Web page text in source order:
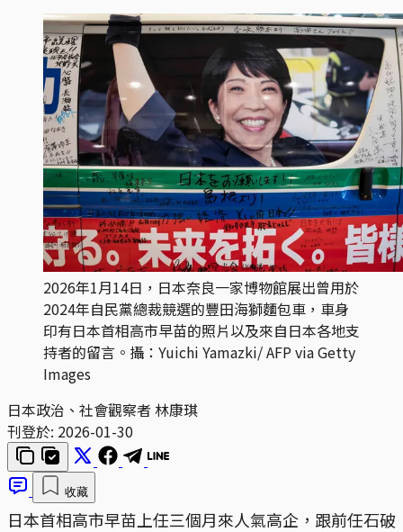
2026年1月14日，日本奈良一家博物館展出曾用於
2024年自民黨總裁競選的豐田海獅麵包車，車身
印有日本首相高市早苗的照片以及來自日本各地支
持者的留言。攝：Yuichi Yamazki/ AFP via Getty
Images
日本政治、社會觀察者 林康琪
刊登於: 2026-01-30
收藏
日本首相高市早苗上任三個月來人氣高企，跟前任石破